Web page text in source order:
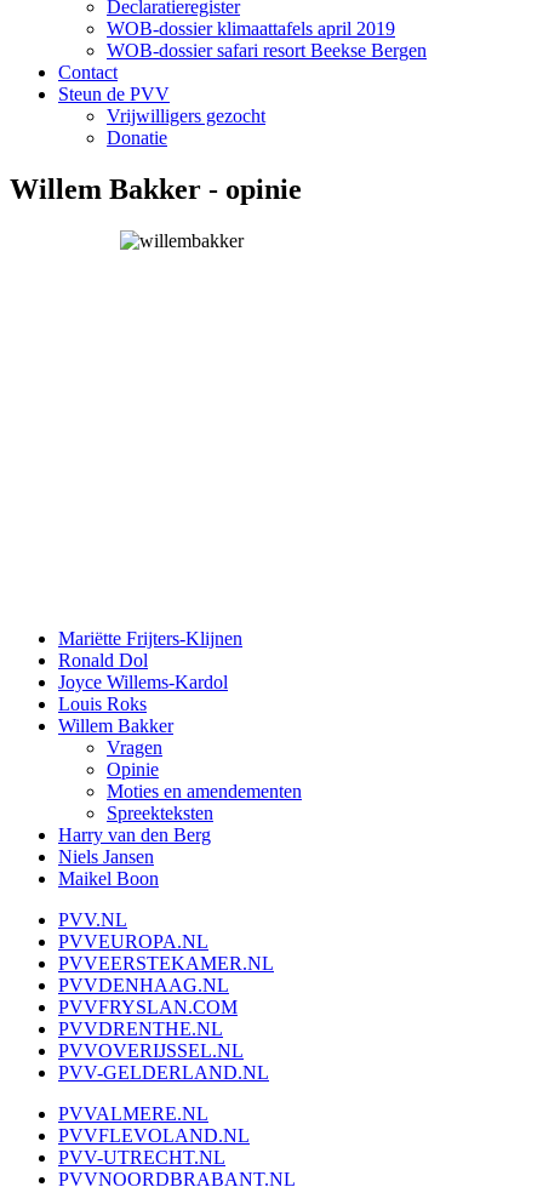
Declaratieregister
WOB-dossier klimaattafels april 2019
WOB-dossier safari resort Beekse Bergen
Contact
Steun de PVV
Vrijwilligers gezocht
Donatie
Willem Bakker - opinie
Mariëtte Frijters-Klijnen
Ronald Dol
Joyce Willems-Kardol
Louis Roks
Willem Bakker
Vragen
Opinie
Moties en amendementen
Spreekteksten
Harry van den Berg
Niels Jansen
Maikel Boon
PVV.NL
PVVEUROPA.NL
PVVEERSTEKAMER.NL
PVVDENHAAG.NL
PVVFRYSLAN.COM
PVVDRENTHE.NL
PVVOVERIJSSEL.NL
PVV-GELDERLAND.NL
PVVALMERE.NL
PVVFLEVOLAND.NL
PVV-UTRECHT.NL
PVVNOORDBRABANT.NL